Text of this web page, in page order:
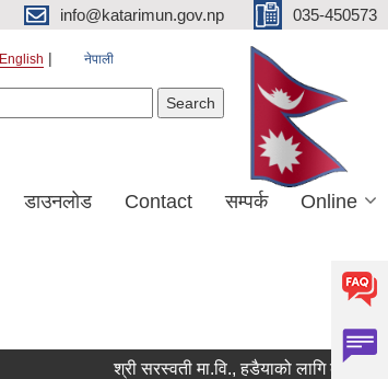
info@katarimun.gov.np 035-450573
English नेपाली
डाउनलोड Contact सम्पर्क Online
श्री सरस्वती मा.वि., हडैयाको लागि कार्यालय